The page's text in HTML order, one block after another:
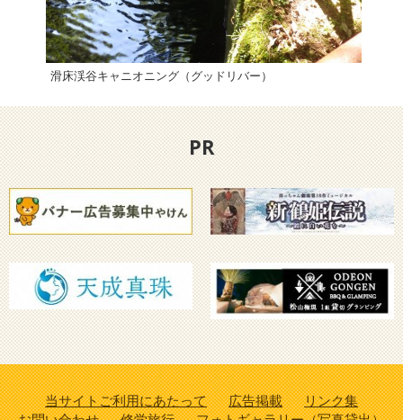
滑床渓谷キャニオニング（グッドリバー）
PR
当サイトご利用にあたって 広告掲載
リンク集